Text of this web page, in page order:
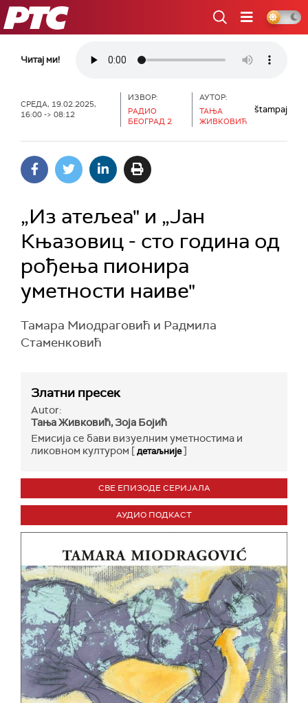
РТС
Читај ми!
СРЕДА, 19.02.2025,
16:00 -> 08:12
ИЗВОР:
РАДИО
БЕОГРАД 2
АУТОР:
ТАЊА
ЖИВКОВИЋ
štampaj
„Из атељеа" и „Јан
Књазовиц - сто година од
рођења пионира
уметности наиве"
Тамара Миодраговић и Радмила
Стаменковић
Златни пресек
Autor:
Тања Живковић, Зоја Бојић
Емисија се бави визуелним уметностима и
ликовном културом [детаљније]
СВЕ ЕПИЗОДЕ СЕРИЈАЛА
АУДИО ПОДКАСТ